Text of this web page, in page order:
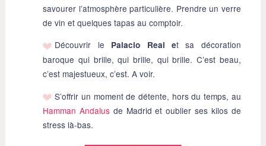
savourer l’atmosphère particulière. Prendre un verre
de vin et quelques tapas au comptoir.
Découvrir le Palacio Real et sa décoration
baroque qui brille, qui brille, qui brille. C’est beau,
c’est majestueux, c’est. A voir.
S’offrir un moment de détente, hors du temps, au
Hamman Andalus de Madrid et oublier ses kilos de
stress là-bas.